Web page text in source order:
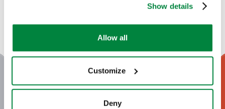
cookies or other strictly necessary tracking tools. For
more information, to manage your preferences, or to
exercise your rights under applicable privacy laws,
Show details
Allow all
Customize
Deny